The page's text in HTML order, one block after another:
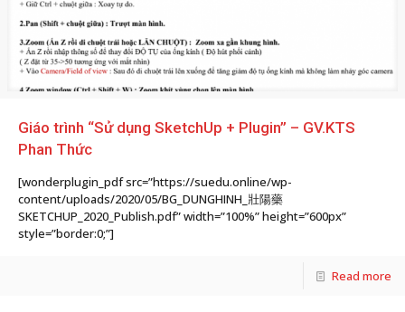
Giáo trình “Sử dụng SketchUp + Plugin” – GV.KTS
Phan Thức
[wonderplugin_pdf src=”https://suedu.online/wp-
content/uploads/2020/05/BG_DUNGHINH_ 壯陽藥
SKETCHUP_2020_Publish.pdf” width=”100%” height=”600px”
style=”border:0;”]
Read more